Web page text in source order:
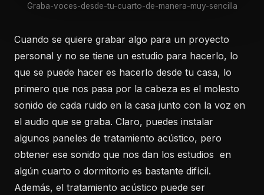
Graba-voces-desde-tu-cuarto-de-manera-muy-sencilla
Cuando se quiere grabar algo para un proyecto
personal y no se tiene un estudio para hacerlo, lo
que se puede hacer es hacerlo desde tu casa, lo
primero que nos pasa por la cabeza es el molesto
sonido de cada ruido en la casa junto con la voz en
el audio que se graba. Claro, puedes instalar
algunos paneles de tratamiento acústico, pero
obtener ese sonido que nos dan los estudios en
algún cuarto o dormitorio es bastante difícil.
Además, el tratamiento acústico puede ser